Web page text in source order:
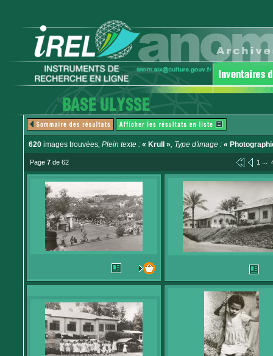
620 images trouvées, Plein texte : « Krull », Type d'image : «
Page 7 de 62 1 ...